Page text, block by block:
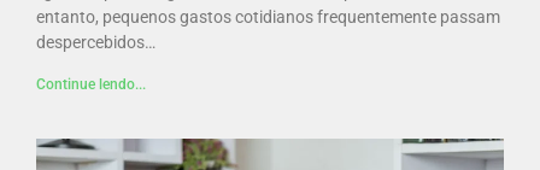
entanto, pequenos gastos cotidianos frequentemente passam
despercebidos…
Continue lendo...